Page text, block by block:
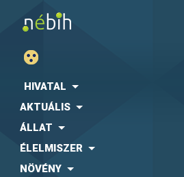
HIVATAL
AKTUÁLIS
ÁLLAT
ÉLELMISZER
NÖVÉNY